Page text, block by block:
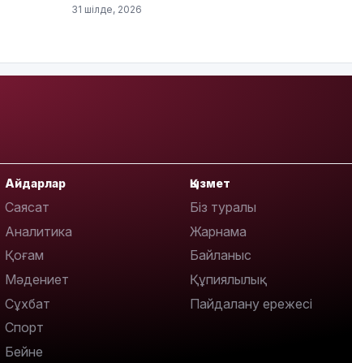
31 шілде, 2026
Айдарлар
Саясат
Аналитика
Қоғам
Мәдениет
Сұхбат
Спорт
Бейне
Қызмет
Біз туралы
Жарнама
Байланыс
Құпиялылық
Пайдалану ережесі